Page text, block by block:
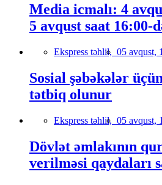
Media icmalı: 4
5 avqust saat 16:00-
Ekspress təhlil, 05 avqust,
Sosial şəbəkələr
tətbiq olunur
Ekspress təhlil, 05 avqust,
Dövlət əmlakının
verilməsi qaydaları